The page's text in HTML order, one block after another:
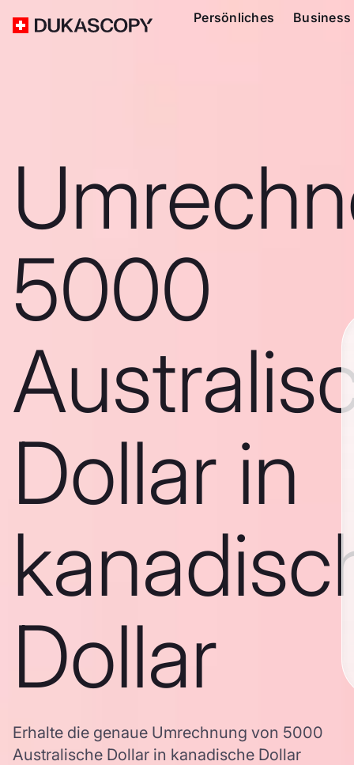
Persönliches Business
5000
Dollar in
Dollar
Erhalte die genaue Umrechnung von 5000
Australische Dollar in kanadische Dollar